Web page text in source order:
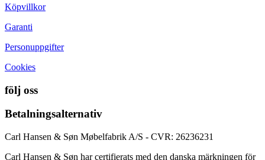
Köpvillkor
Garanti
Personuppgifter
Cookies
följ oss
Betalningsalternativ
Carl Hansen & Søn Møbelfabrik A/S - CVR: 26236231
Carl Hansen & Søn har certifierats med den danska märkningen för